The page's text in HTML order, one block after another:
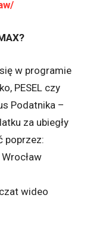
w programie
PESEL czy
Podatnika –
za ubiegły
poprzez:
wideo